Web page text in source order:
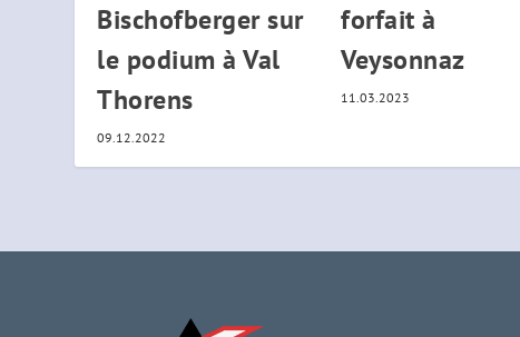
Bischofberger sur
le podium à Val
Thorens
09.12.2022
forfait à
Veysonnaz
11.03.2023